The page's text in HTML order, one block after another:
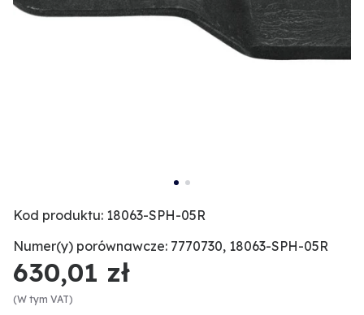
Kod produktu: 18063-SPH-05R
Numer(y) porównawcze: 7770730, 18063-SPH-05R
630,01 zł
(W tym VAT)